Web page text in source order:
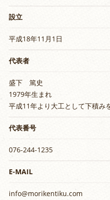
設立
平成18年11月1日
代表者
盛下 篤史
1979年生まれ
平成11年より大工として下積み
代表番号
076-244-1235
E-MAIL
info@morikentiku.com